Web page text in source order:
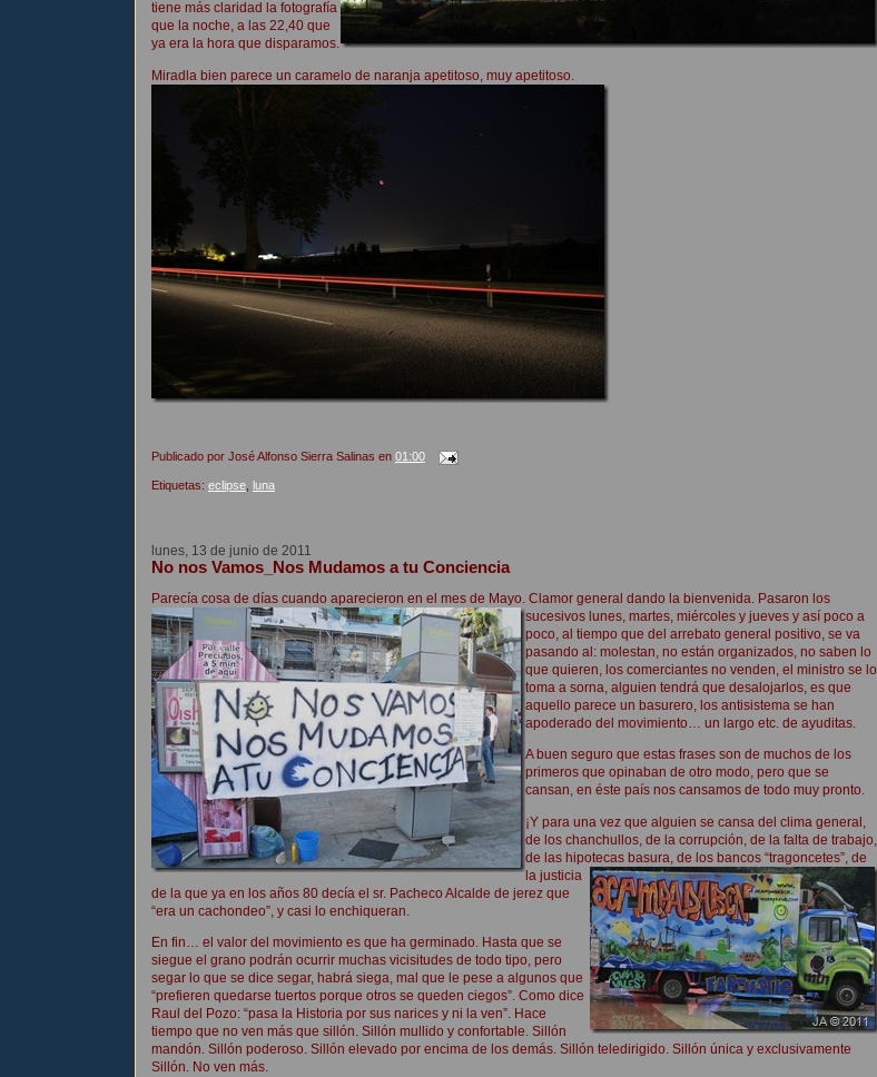
tiene más claridad la fotografía
que la noche, a las 22,40 que
ya era la hora que disparamos.
Miradla bien parece un caramelo de naranja apetitoso, muy apetitoso.
Publicado por José Alfonso Sierra Salinas en 01:00
Etiquetas: eclipse luna
lunes, 13 de junio de 2011
No nos Vamos_Nos Mudamos a tu Conciencia
Parecía cosa de días cuando aparecieron en el mes de Mayo. Clamor general dando la bienvenida. Pasaron los
sucesivos lunes, martes, miércoles y jueves y así poco a
poco, al tiempo que del arrebato general positivo, se va
pasando al: molestan, no están organizados, no saben lo
que quieren, los comerciantes no venden, el ministro se lo
toma a sorna, alguien tendrá que desalojarlos, es que
aquello parece un basurero, los antisistema se han
apoderado del movimiento… un largo etc. de ayuditas.
A buen seguro que estas frases son de muchos de los
primeros que opinaban de otro modo, pero que se
cansan, en éste país nos cansamos de todo muy pronto.
¡Y para una vez que alguien se cansa del clima general,
de los chanchullos, de la corrupción, de la falta de trabajo,
de las hipotecas basura, de los bancos “tragoncetes”, de
la justicia
de la que ya en los años 80 decía el sr. Pacheco Alcalde de jerez que
“era un cachondeo”, y casi lo enchiqueran.
En fin… el valor del movimiento es que ha germinado. Hasta que se
siegue el grano podrán ocurrir muchas vicisitudes de todo tipo, pero
segar lo que se dice segar, habrá siega, mal que le pese a algunos que
“prefieren quedarse tuertos porque otros se queden ciegos”. Como dice
Raul del Pozo: “pasa la Historia por sus narices y ni la ven”. Hace
tiempo que no ven más que sillón. Sillón mullido y confortable. Sillón
mandón. Sillón poderoso. Sillón elevado por encima de los demás. Sillón teledirigido. Sillón única y exclusivamente
Sillón. No ven más.